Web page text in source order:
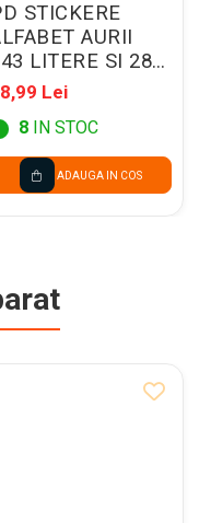
STICKERE
AURII
LITERE SI 28
NP5-
019
Lei
8 IN STOC
ADAUGA IN COS